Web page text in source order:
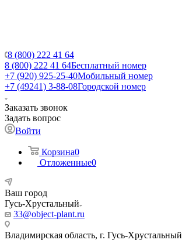
8 (800) 222 41 64
8 (800) 222 41 64Бесплатный номер
+7 (920) 925-25-40Мобильный номер
+7 (49241) 3-88-08Городской номер
Заказать звонок
Задать вопрос
Войти
Корзина0
Отложенные0
Ваш город
Гусь-Хрустальный
33@object-plant.ru
Владимирская область, г. Гусь-Хрустальный